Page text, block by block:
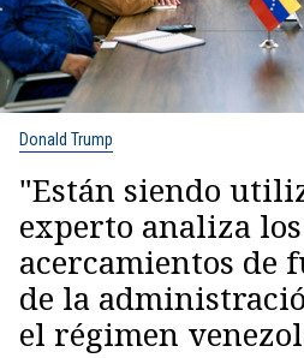
Donald Trump
"Están siendo
experto analiza los
acercamientos de
de la
el régimen